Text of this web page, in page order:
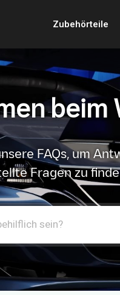
Zubehörteile
beim
FAQs, um
Fragen zu